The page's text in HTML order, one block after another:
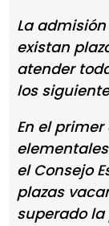
La
existan
atender
los
En el
el Consejo
plazas
superado